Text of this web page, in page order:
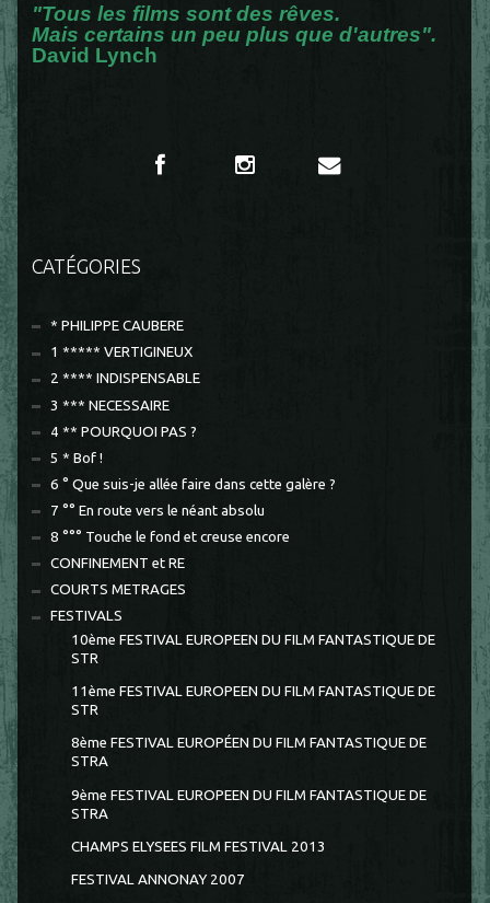
"Tous les films sont des rêves.
Mais certains un peu plus que d'autres".
David Lynch
CATÉGORIES
* PHILIPPE CAUBERE
1 ***** VERTIGINEUX
2 **** INDISPENSABLE
3 *** NECESSAIRE
4 ** POURQUOI PAS ?
5 * Bof !
6 ° Que suis-je allée faire dans cette galère ?
7 °° En route vers le néant absolu
8 °°° Touche le fond et creuse encore
CONFINEMENT et RE
COURTS METRAGES
FESTIVALS
10ème FESTIVAL EUROPEEN DU FILM FANTASTIQUE DE
STR
11ème FESTIVAL EUROPEEN DU FILM FANTASTIQUE DE
STR
8ème FESTIVAL EUROPÉEN DU FILM FANTASTIQUE DE
STRA
9ème FESTIVAL EUROPEEN DU FILM FANTASTIQUE DE
STRA
CHAMPS ELYSEES FILM FESTIVAL 2013
FESTIVAL ANNONAY 2007